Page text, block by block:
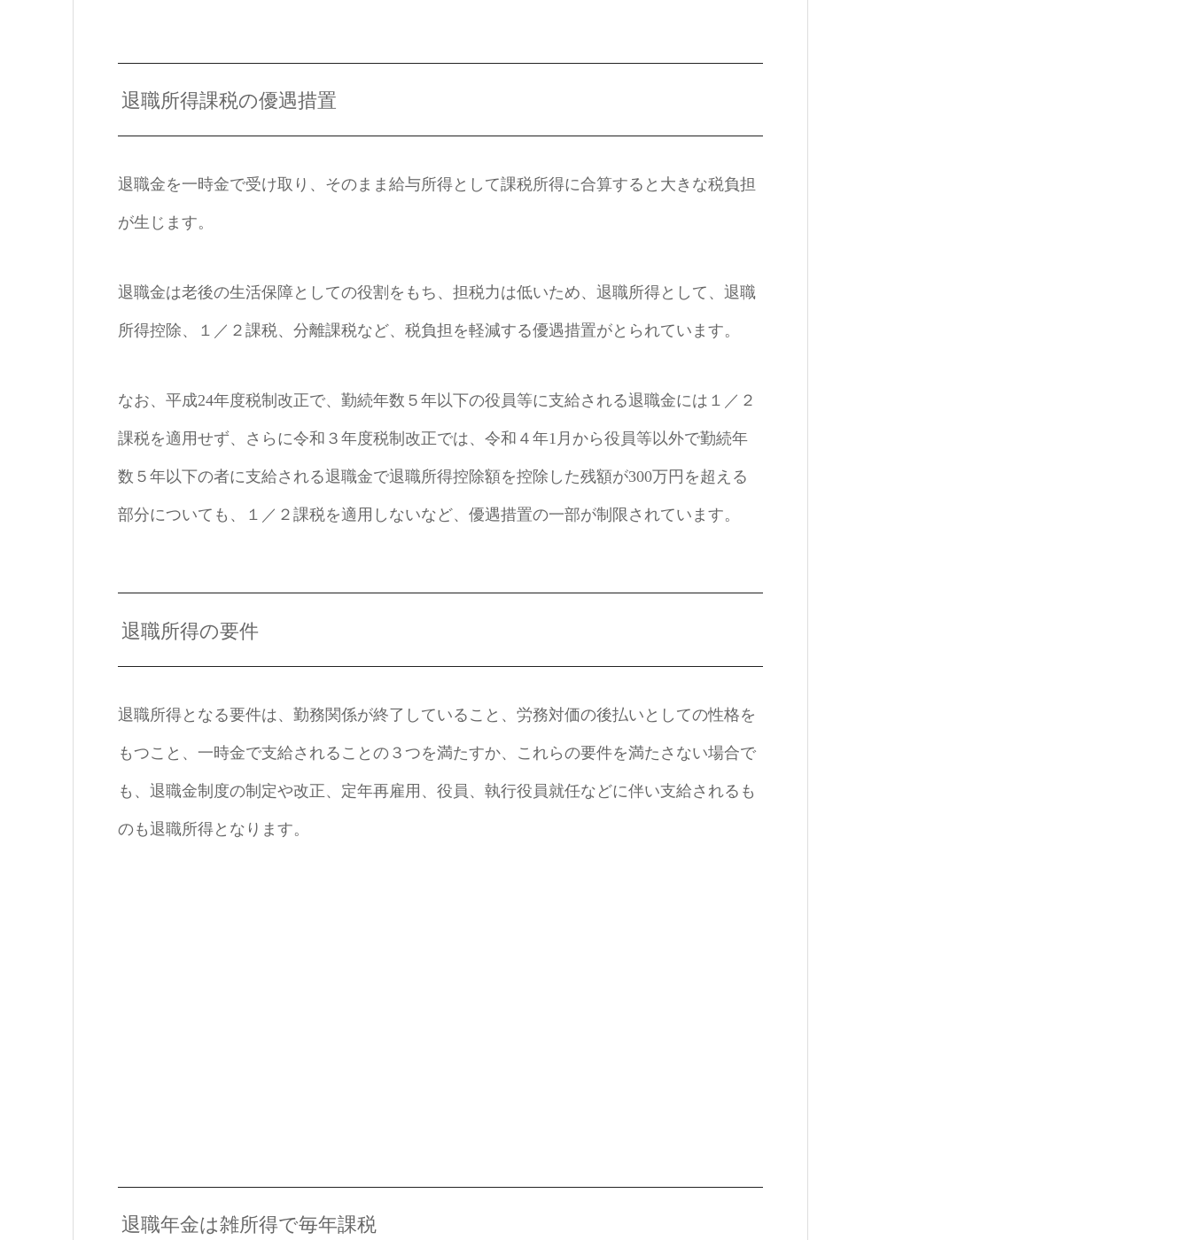
退職所得課税の優遇措置
退職金を一時金で受け取り、そのまま給与所得として課税所得に合算すると大きな税負担
が生じます。
退職金は老後の生活保障としての役割をもち、担税力は低いため、退職所得として、退職
所得控除、１／２課税、分離課税など、税負担を軽減する優遇措置がとられています。
なお、平成24年度税制改正で、勤続年数５年以下の役員等に支給される退職金には１／２
課税を適用せず、さらに令和３年度税制改正では、令和４年1月から役員等以外で勤続年
数５年以下の者に支給される退職金で退職所得控除額を控除した残額が300万円を超える
部分についても、１／２課税を適用しないなど、優遇措置の一部が制限されています。
退職所得の要件
退職所得となる要件は、勤務関係が終了していること、労務対価の後払いとしての性格を
もつこと、一時金で支給されることの３つを満たすか、これらの要件を満たさない場合で
も、退職金制度の制定や改正、定年再雇用、役員、執行役員就任などに伴い支給されるも
のも退職所得となります。
退職年金は雑所得で毎年課税